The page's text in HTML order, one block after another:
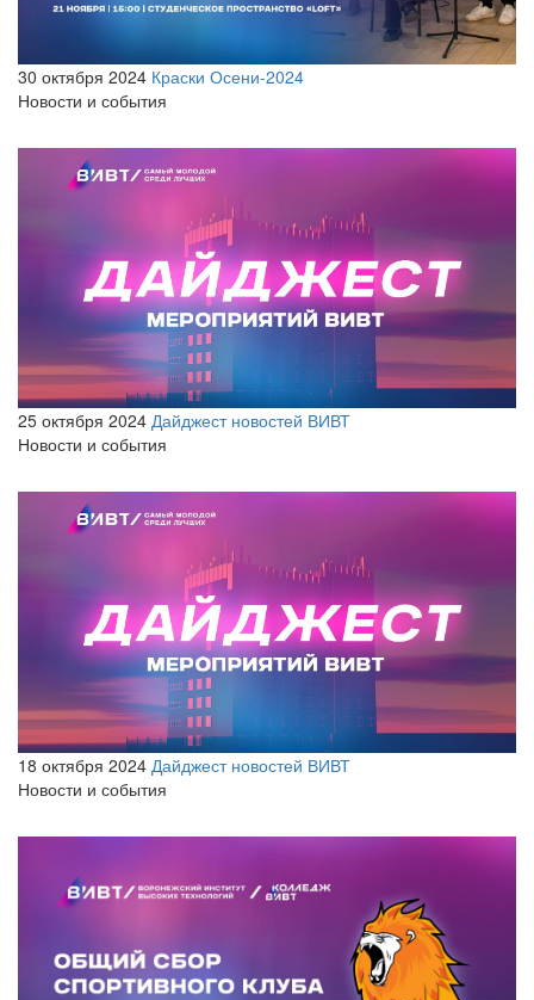
30 октября 2024 Краски Осени-2024
Новости и события
25 октября 2024 Дайджест новостей ВИВТ
Новости и события
18 октября 2024 Дайджест новостей ВИВТ
Новости и события